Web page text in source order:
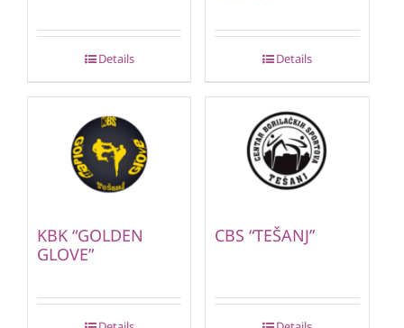
Details Details
KBK “GOLDEN
GLOVE”
CBS “TEŠANJ”